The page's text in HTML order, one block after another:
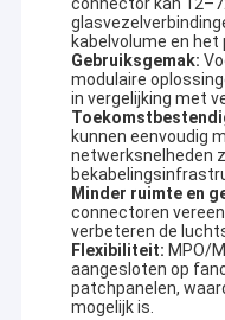
Optische
MPO-oplossingen
FTTA-oplossingen
Vezel Optische
PLC-splitter
met een vermogen
connector kan
kabelvolume en
Gebruiksgemak:
modulaire
in vergelijking met
kunnen eenvoudig
netwerksnelheden
Minder ruimte en
connectoren
verbeteren de
Flexibiliteit: MPO/
aangesloten op
patchpanelen,
mogelijk is.
Ons bedrijf houdt zich
kwaliteitssysteem en
certificeringen zoals CE,
hoogwaardige producten
klanten te leveren.We zijn
vrienden uit alle lagen
creëren.